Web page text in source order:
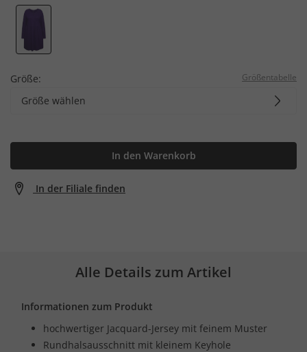
Größe: Größentabelle
Größe wählen
In den Warenkorb
In der Filiale finden
Alle Details zum Artikel
Informationen zum Produkt
hochwertiger Jacquard-Jersey mit feinem Muster
Rundhalsausschnitt mit kleinem Keyhole